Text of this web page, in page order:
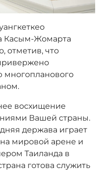
Касым-Жомарта
отметив, что
восхищение
Вашей страны.
держава играет
мировой арене и
Таиланда в
готова служить